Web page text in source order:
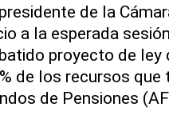
de la
a la esperada
proyecto de ley
de los recursos
de Pensiones